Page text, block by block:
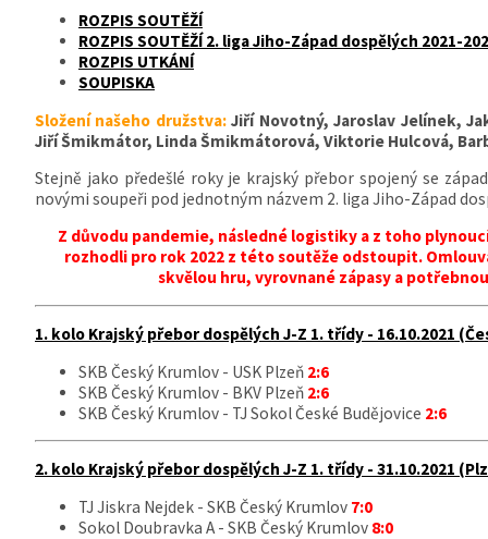
ROZPIS SOUTĚŽÍ
ROZPIS SOUTĚŽÍ 2. liga Jiho-Západ dospělých 2021-
ROZPIS UTKÁNÍ
SOUPISKA
Složení našeho družstva:Jiří Novotný, Jaroslav Jelínek,
Jiří Šmikmátor, Linda Šmikmátorová, Viktorie Hulcová,
Stejně jako předešlé roky je krajský přebor spojený se
novými soupeři pod jednotným názvem 2. liga Jiho-Západ
Z důvodu pandemie, následné logistiky a z toho
rozhodli pro rok 2022 z této soutěže odstoupit.
skvělou hru, vyrovnané zápasy a
1. kolo Krajský přebor dospělých J-Z 1. třídy - 16.10.2021
SKB Český Krumlov - USK Plzeň 2:6
SKB Český Krumlov - BKV Plzeň 2:6
SKB Český Krumlov - TJ Sokol České Budějovice 2:6
2. kolo Krajský přebor dospělých J-Z 1. třídy - 31.10.2021
TJ Jiskra Nejdek - SKB Český Krumlov 7:0
Sokol Doubravka A - SKB Český Krumlov 8:0